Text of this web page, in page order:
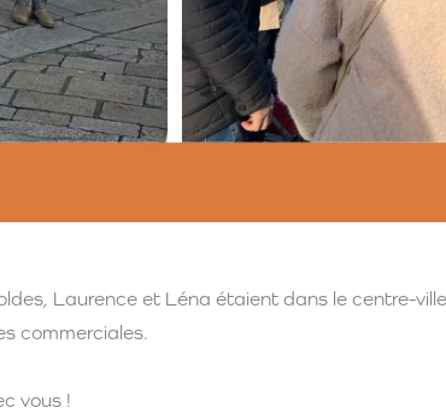
Laurence et Léna étaient dans le centre-
commerciales.
vous !